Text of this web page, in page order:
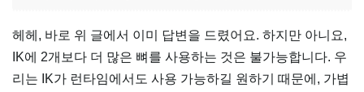
헤헤, 바로 위 글에서 이미 답변을 드렸어요. 하지만 아니요,
IK에 2개보다 더 많은 뼈를 사용하는 것은 불가능합니다. 우
리는 IK가 런타임에서도 사용 가능하길 원하기 때문에, 가볍